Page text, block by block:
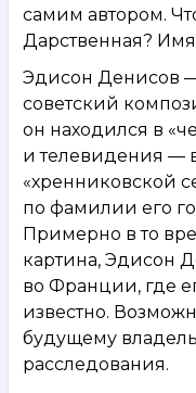
самим автором.
Дарственная?
Эдисон Денисов
советский
он находился в
и телевидения —
«хренниковской
по фамилии его
Примерно в то
картина, Эдисон
во Франции, где
известно.
будущему
расследования.